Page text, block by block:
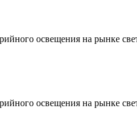
освещения на рынке
освещения на рынке